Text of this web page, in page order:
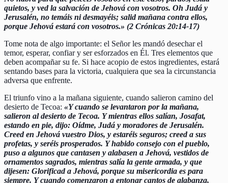
quietos, y ved la salvación de Jehová con vosotros. Oh Judá y
Jerusalén, no temáis ni desmayéis; salid mañana contra ellos,
porque Jehová estará con vosotros.» (2 Crónicas 20:14-17)
Tome nota de algo importante: el Señor les mandó desechar el
temor, esperar, confiar y ser esforzados en Él. Tres elementos que
deben acompañar su fe. Si hace acopio de estos ingredientes, estará
sentando bases para la victoria, cualquiera que sea la circunstancia
adversa que enfrente.
El triunfo vino a la mañana siguiente, cuando salieron camino del
desierto de Tecoa: «Y cuando se levantaron por la mañana,
salieron al desierto de Tecoa. Y mientras ellos salían, Josafat,
estando en pie, dijo: Oídme, Judá y moradores de Jerusalén.
Creed en Jehová vuestro Dios, y estaréis seguros; creed a sus
profetas, y seréis prosperados. Y habido consejo con el pueblo,
puso a algunos que cantasen y alabasen a Jehová, vestidos de
ornamentos sagrados, mientras salía la gente armada, y que
dijesen: Glorificad a Jehová, porque su misericordia es para
siempre. Y cuando comenzaron a entonar cantos de alabanza,